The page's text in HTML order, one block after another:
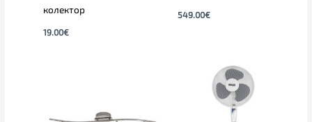
колектор
19.00€
549.00€